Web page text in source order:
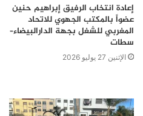
إعادة انتخاب الرفيق إبراهيم حنين
عضواً بالمكتب الجهوي للاتحاد
المغربي للشغل بجهة الدارالبيضاء–
سطات
الإثنين 27 يوليو 2026